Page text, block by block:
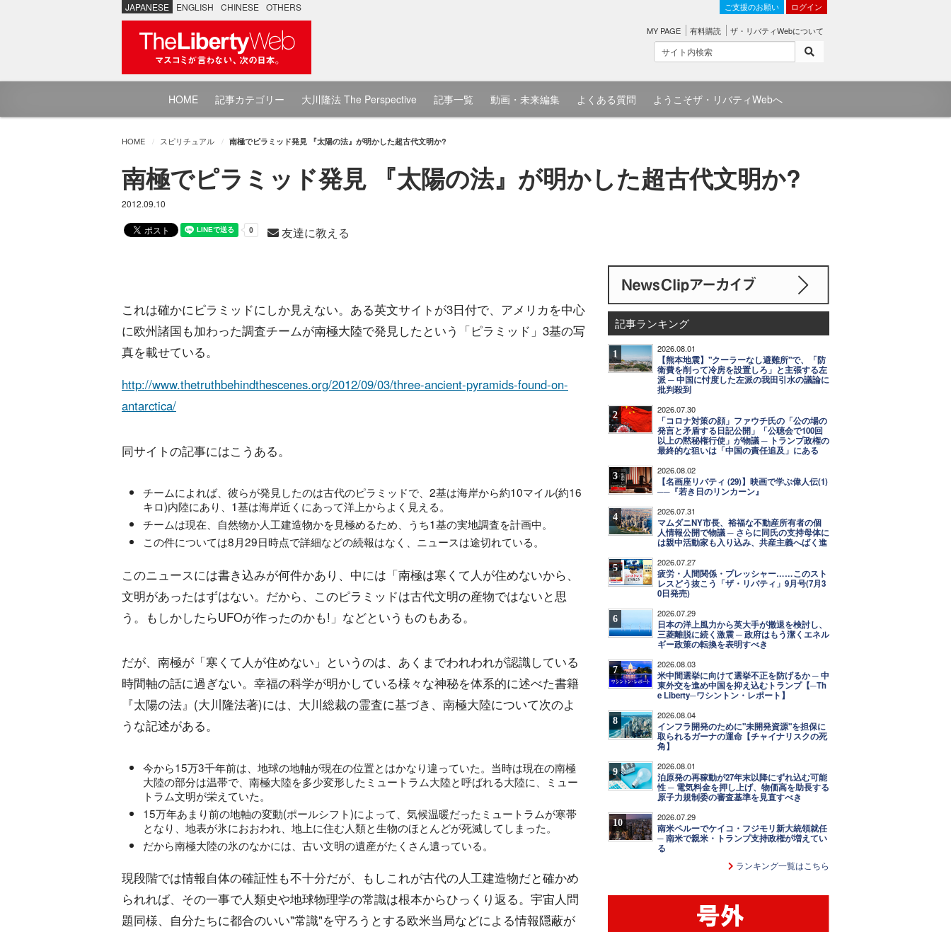
JAPANESE ENGLISH CHINESE OTHERS ご支援のお願い ログイン
MY PAGE 有料購読 ザ・リバティWebについて
HOME 記事カテゴリー 大川隆法 The Perspective 記事一覧 動画・未来編集 よくある質問 ようこそザ・リバティWebへ
HOME スピリチュアル 南極でピラミッド発見 『太陽の法』が明かした超古代文明か?
南極でピラミッド発見 『太陽の法』が明かした超古代文明か?
2012.09.10
友達に教える
これは確かにピラミッドにしか見えない。ある英文サイトが3日付で、アメリカを中心
に欧州諸国も加わった調査チームが南極大陸で発見したという「ピラミッド」3基の写
真を載せている。
http://www.thetruthbehindthescenes.org/2012/09/03/three-ancient-pyramids-found-on-
antarctica/
同サイトの記事にはこうある。
チームによれば、彼らが発見したのは古代のピラミッドで、2基は海岸から約10マイル(約16
キロ)内陸にあり、1基は海岸近くにあって洋上からよく見える。
チームは現在、自然物か人工建造物かを見極めるため、うち1基の実地調査を計画中。
この件については8月29日時点で詳細などの続報はなく、ニュースは途切れている。
このニュースには書き込みが何件かあり、中には「南極は寒くて人が住めないから、
文明があったはずはない。だから、このピラミッドは古代文明の産物ではないと思
う。もしかしたらUFOが作ったのかも!」などというものもある。
だが、南極が「寒くて人が住めない」というのは、あくまでわれわれが認識している
時間軸の話に過ぎない。幸福の科学が明かしている様々な神秘を体系的に述べた書籍
『太陽の法』(大川隆法著)には、大川総裁の霊査に基づき、南極大陸について次のよ
うな記述がある。
今から15万3千年前は、地球の地軸が現在の位置とはかなり違っていた。当時は現在の南極
大陸の部分は温帯で、南極大陸を多少変形したミュートラム大陸と呼ばれる大陸に、ミュー
トラム文明が栄えていた。
15万年あまり前の地軸の変動(ポールシフト)によって、気候温暖だったミュートラムが寒帯
となり、地表が氷におおわれ、地上に住む人類と生物のほとんどが死滅してしまった。
だから南極大陸の氷のなかには、古い文明の遺産がたくさん遺っている。
現段階では情報自体の確証性も不十分だが、もしこれが古代の人工建造物だと確かめ
られれば、その一事で人類史や地球物理学の常識は根本からひっくり返る。宇宙人問
題同様、自分たちに都合のいい"常識"を守ろうとする欧米当局などによる情報隠蔽が
記事ランキング
1 2026.08.01
【熊本地震】"クーラーなし避難所"で、「防
衛費を削って冷房を設置しろ」と主張する左
派 ─ 中国に忖度した左派の我田引水の議論に
批判殺到
2 2026.07.30
「コロナ対策の顔」ファウチ氏の「公の場の
発言と矛盾する日記公開」「公聴会で100回
以上の黙秘権行使」が物議 ─ トランプ政権の
最終的な狙いは「中国の責任追及」にある
3 2026.08.02
【名画座リバティ (29)】映画で学ぶ偉人伝(1)
──『若き日のリンカーン』
4 2026.07.31
マムダニNY市長、裕福な不動産所有者の個
人情報公開で物議 ─ さらに同氏の支持母体に
は親中活動家も入り込み、共産主義へばく進
5 2026.07.27
疲労・人間関係・プレッシャー……このスト
レスどう抜こう「ザ・リバティ」9月号(7月3
0日発売)
6 2026.07.29
日本の洋上風力から英大手が撤退を検討し、
三菱離脱に続く激震 ─ 政府はもう潔くエネル
ギー政策の転換を表明すべき
7 2026.08.03
米中間選挙に向けて選挙不正を防げるか ─ 中
東外交を進め中国を抑え込むトランプ【─Th
e Liberty─ワシントン・レポート】
8 2026.08.04
インフラ開発のために"未開発資源"を担保に
取られるガーナの運命【チャイナリスクの死
角】
9 2026.08.01
泊原発の再稼動が27年末以降にずれ込む可能
性 ─ 電気料金を押し上げ、物価高を助長する
原子力規制委の審査基準を見直すべき
10 2026.07.29
南米ペルーでケイコ・フジモリ新大統領就任
─ 南米で親米・トランプ支持政権が増えてい
る
ランキング一覧はこちら